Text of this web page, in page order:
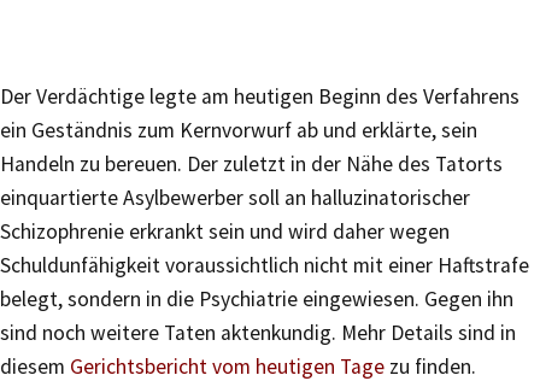
Der Verdächtige legte am heutigen Beginn des Verfahrens
ein Geständnis zum Kernvorwurf ab und erklärte, sein
Handeln zu bereuen. Der zuletzt in der Nähe des Tatorts
einquartierte Asylbewerber soll an halluzinatorischer
Schizophrenie erkrankt sein und wird daher wegen
Schuldunfähigkeit voraussichtlich nicht mit einer Haftstrafe
belegt, sondern in die Psychiatrie eingewiesen. Gegen ihn
sind noch weitere Taten aktenkundig. Mehr Details sind in
diesem Gerichtsbericht vom heutigen Tage zu finden.